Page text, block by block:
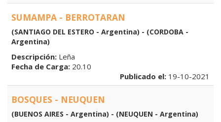
SUMAMPA - BERROTARAN
(SANTIAGO DEL ESTERO - Argentina) - (CORDOBA -
Argentina)
Descripción: Leña
Fecha de Carga: 20.10
Publicado el: 19-10-2021
BOSQUES - NEUQUEN
(BUENOS AIRES - Argentina) - (NEUQUEN - Argentina)